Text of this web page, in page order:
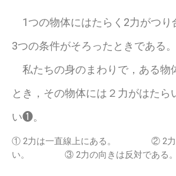
1つの物体にはたらく2力がつり
3つの条件がそろったときである。
私たちの身のまわりで，ある物
とき，その物体には２力がはたら
い❶。
① 2力は一直線上にある。 ② 2力の
い。 ③ 2力の向きは反対である。